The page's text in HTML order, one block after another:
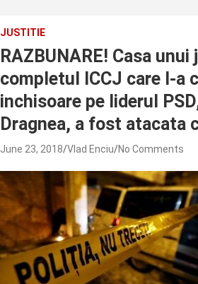
JUSTITIE
RAZBUNARE! Casa
completul ICCJ care l-a
inchisoare pe liderul
Dragnea, a fost atacata
June 23, 2018 Vlad Enciu No Comments